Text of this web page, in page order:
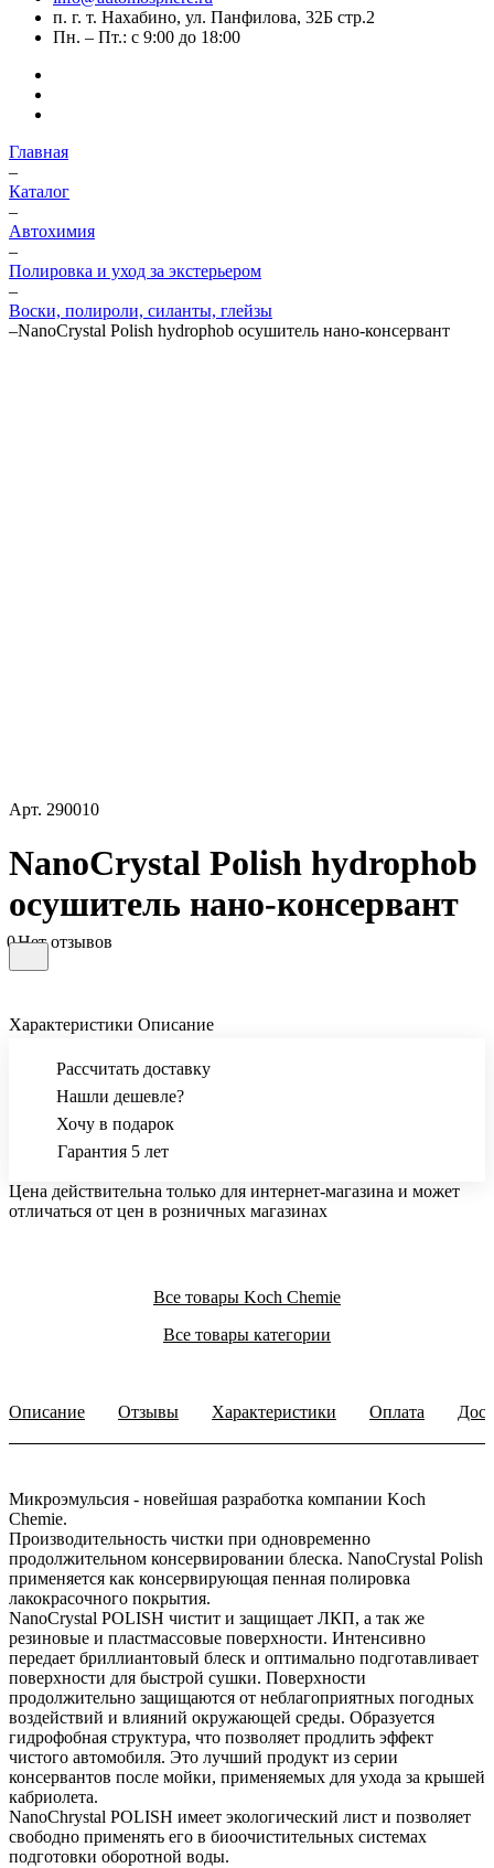
п. г. т. Нахабино, ул. Панфилова, 32Б стр.2
Пн. – Пт.: с 9:00 до 18:00
Главная
–
Каталог
–
Автохимия
–
Полировка и уход за экстерьером
–
Воски, полироли, силанты, глейзы
–NanoCrystal Polish hydrophob осушитель нано-консервант
Арт. 290010
NanoCrystal Polish hydrophob
осушитель нано-консервант
0Нет отзывов
Характеристики Описание
Рассчитать доставку
Нашли дешевле?
Хочу в подарок
Гарантия 5 лет
Цена действительна только для интернет-магазина и может
отличаться от цен в розничных магазинах
Все товары Koch Chemie
Все товары категории
Описание Отзывы Характеристики Оплата
Микроэмульсия - новейшая разработка компании Koch
Chemie.
Производительность чистки при одновременно
продолжительном консервировании блеска. NanoCrystal Polish
применяется как консервирующая пенная полировка
лакокрасочного покрытия.
NanoCrystal POLISH чистит и защищает ЛКП, а так же
резиновые и пластмассовые поверхности. Интенсивно
передает бриллиантовый блеск и оптимально подготавливает
поверхности для быстрой сушки. Поверхности
продолжительно защищаются от неблагоприятных погодных
воздействий и влияний окружающей среды. Образуется
гидрофобная структура, что позволяет продлить эффект
чистого автомобиля. Это лучший продукт из серии
консервантов после мойки, применяемых для ухода за крышей
кабриолета.
NanoChrystal POLISH имеет экологический лист и позволяет
свободно применять его в биоочистительных системах
подготовки оборотной воды.